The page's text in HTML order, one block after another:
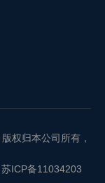
版权归本公司所有，
苏ICP备11034203